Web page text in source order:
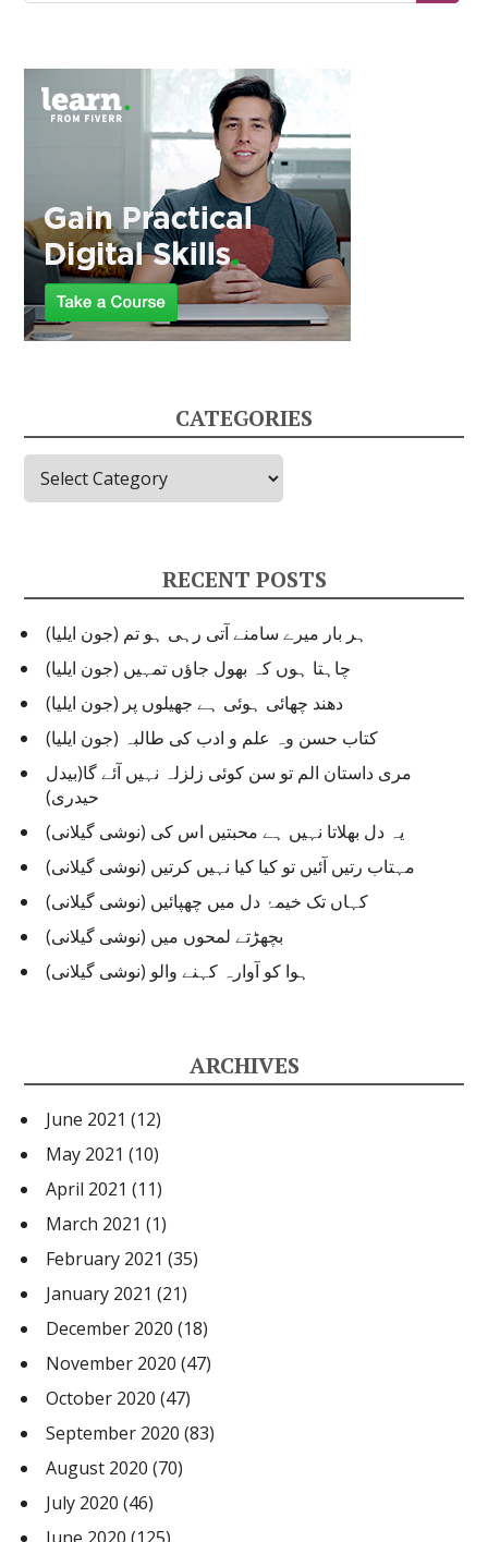
CATEGORIES
i
RECENT POSTS
ہر بار میرے سامنے آتی رہی ہو تم (جون ایلیا)
چاہتا ہوں کہ بھول جاؤں تمہیں (جون ایلیا)
دھند چھائی ہوئی ہے جھیلوں پر (جون ایلیا)
کتاب حسن وہ علم و ادب کی طالبہ (جون ایلیا)
مری داستان الم تو سن کوئی زلزلہ نہیں آئے گا(بیدل
حیدری)
یہ دل بھلاتا نہیں ہے محبتیں اس کی (نوشی گیلانی)
مہتاب رتیں آئیں تو کیا کیا نہیں کرتیں (نوشی گیلانی)
کہاں تک خیمۂ دل میں چھپائیں (نوشی گیلانی)
بچھڑتے لمحوں میں (نوشی گیلانی)
ہوا کو آوارہ کہنے والو (نوشی گیلانی)
ARCHIVES
June 2021 (12)
May 2021 (10)
April 2021 (11)
March 2021 (1)
February 2021 (35)
January 2021 (21)
December 2020 (18)
November 2020 (47)
October 2020 (47)
September 2020 (83)
August 2020 (70)
July 2020 (46)